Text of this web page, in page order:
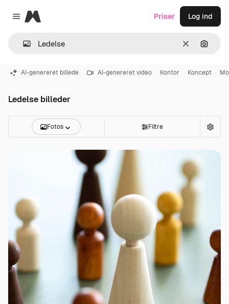
Close menu
Magnific
Klar Søg
Priser Log ind
AI-genereret billede AI-genereret video Kontor Koncept
Ledelse billeder
Fotos Filtre